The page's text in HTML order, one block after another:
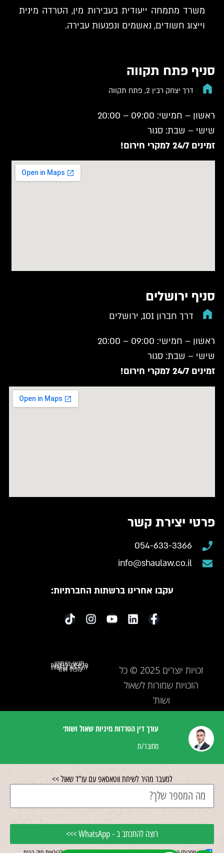
משרד מתמחה ייעודית בעבירות מין, הטרדה מינית
וייצוג חשודים, נאשמים ונפגעות עבירה.
סניף פתח תקווה
דרך יצחק רבין 2, פתח תקווה
ראשון – חמישי: 09:00 – 20:00
שישי – שבת: סגור
זמינים 24/7 למקרי חירום!
סניף ירושלים
דרך חברון 101, ירושלים
ראשון – חמישי: 09:00 – 20:00
שישי – שבת: סגור
זמינים 24/7 למקרי חירום!
פרטי יצירת קשר
054-633-3366
info@shaulaw.co.il
עקבו אחרינו ברשתות החברתיות:
זכויות יוצרים 2025 © כל
הזכויות שמורות לשאול
ושות'
תנאי שימוש
מדיניות פרטיות
הצהרת נגישות
מפת אתר
עורך דין הטרדות מיניות שאול ושות׳
מחובר/ת
למעבר מהיר לשיחת ווטאסאפ עם עו"ד שאול >>
רוצה להתכתב ב - WhatsApp >>>